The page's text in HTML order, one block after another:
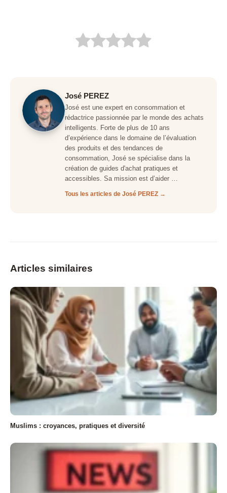
José PEREZ
José est une expert en consommation et
rédactrice passionnée par le monde des achats
intelligents. Forte de plus de 10 ans
d’expérience dans le domaine de l’évaluation
des produits et des tendances de
consommation, José se spécialise dans la
création de guides d'achat pratiques et
accessibles. Sa mission est d’aider …
Tous les articles de José PEREZ →
Articles similaires
Muslims : croyances, pratiques et diversité